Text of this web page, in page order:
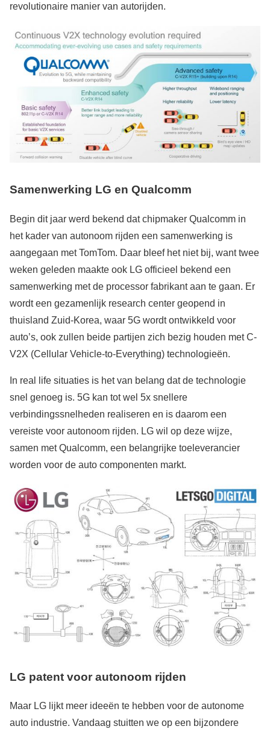
revolutionaire manier van autorijden.
Samenwerking LG en Qualcomm
Begin dit jaar werd bekend dat chipmaker Qualcomm in
het kader van autonoom rijden een samenwerking is
aangegaan met TomTom. Daar bleef het niet bij, want twee
weken geleden maakte ook LG officieel bekend een
samenwerking met de processor fabrikant aan te gaan. Er
wordt een gezamenlijk research center geopend in
thuisland Zuid-Korea, waar 5G wordt ontwikkeld voor
auto’s, ook zullen beide partijen zich bezig houden met C-
V2X (Cellular Vehicle-to-Everything) technologieën.
In real life situaties is het van belang dat de technologie
snel genoeg is. 5G kan tot wel 5x snellere
verbindingssnelheden realiseren en is daarom een
vereiste voor autonoom rijden. LG wil op deze wijze,
samen met Qualcomm, een belangrijke toeleverancier
worden voor de auto componenten markt.
LG patent voor autonoom rijden
Maar LG lijkt meer ideeën te hebben voor de autonome
auto industrie. Vandaag stuitten we op een bijzondere